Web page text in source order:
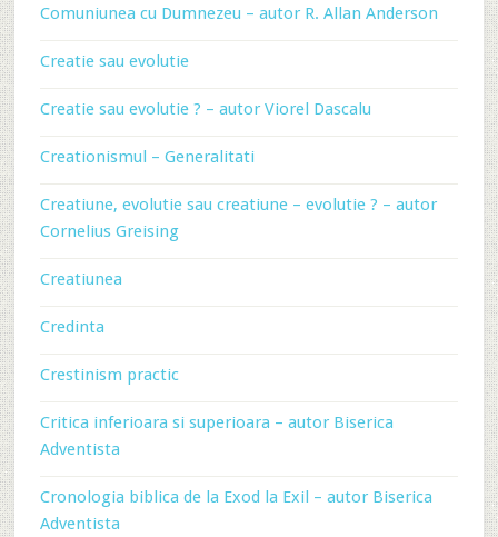
Comuniunea cu Dumnezeu – autor R. Allan Anderson
Creatie sau evolutie
Creatie sau evolutie ? – autor Viorel Dascalu
Creationismul – Generalitati
Creatiune, evolutie sau creatiune – evolutie ? – autor
Cornelius Greising
Creatiunea
Credinta
Crestinism practic
Critica inferioara si superioara – autor Biserica
Adventista
Cronologia biblica de la Exod la Exil – autor Biserica
Adventista